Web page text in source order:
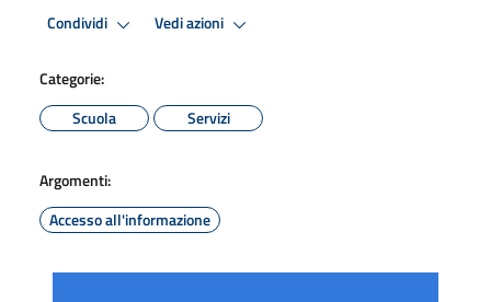
Condividi Vedi azioni
Categorie:
Scuola
Servizi
Argomenti:
Accesso all'informazione